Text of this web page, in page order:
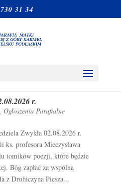
31 34
r.
, Ogłoszenia Parafialne
Zwykła 02.08.2026 r.
ks. profesora Mieczysława
tomików poezji, które będzie
Bóg zapłać za wspólną
z Drohiczyna Piesza...